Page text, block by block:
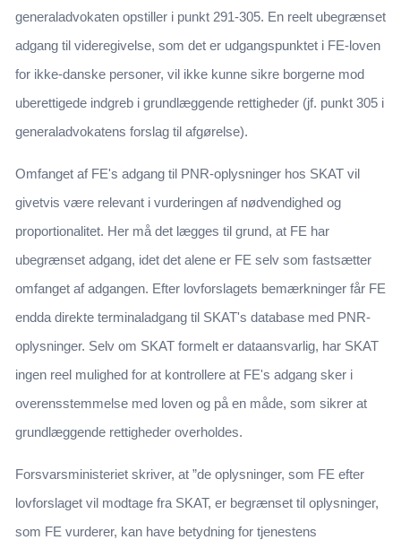
generaladvokaten opstiller i punkt 291-305. En reelt ubegrænset
adgang til videregivelse, som det er udgangspunktet i FE-loven
for ikke-danske personer, vil ikke kunne sikre borgerne mod
uberettigede indgreb i grundlæggende rettigheder (jf. punkt 305 i
generaladvokatens forslag til afgørelse).
Omfanget af FE's adgang til PNR-oplysninger hos SKAT vil
givetvis være relevant i vurderingen af nødvendighed og
proportionalitet. Her må det lægges til grund, at FE har
ubegrænset adgang, idet det alene er FE selv som fastsætter
omfanget af adgangen. Efter lovforslagets bemærkninger får FE
endda direkte terminaladgang til SKAT's database med PNR-
oplysninger. Selv om SKAT formelt er dataansvarlig, har SKAT
ingen reel mulighed for at kontrollere at FE's adgang sker i
overensstemmelse med loven og på en måde, som sikrer at
grundlæggende rettigheder overholdes.
Forsvarsministeriet skriver, at ”de oplysninger, som FE efter
lovforslaget vil modtage fra SKAT, er begrænset til oplysninger,
som FE vurderer, kan have betydning for tjenestens